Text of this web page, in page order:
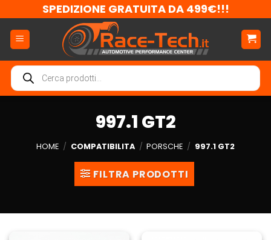
ai
contenuti
SPEDIZIONE GRATUITA DA 499€!!!
Ricerca
prodotti
997.1 GT2
HOME / COMPATIBILITA / PORSCHE / 997.1 GT2
FILTRA PRODOTTI